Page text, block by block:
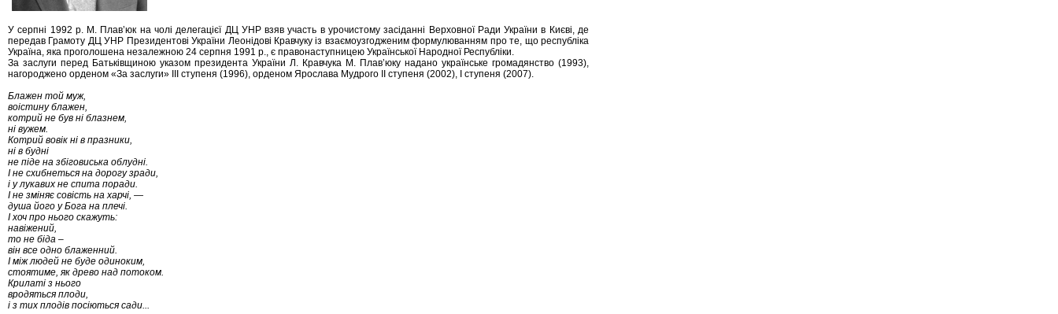
У серпні 1992 р. М. Плав’юк на чолі делегацієї ДЦ УНР взяв участь в урочистому засіданні Верховної Ради України в Києві, де
передав Грамоту ДЦ УНР Президентові України Леонідові Кравчуку із взаємоузгодженим формулюванням про те, що республіка
Україна, яка проголошена незалежною 24 серпня 1991 р., є правонаступницею Української Народної Республіки.
За заслуги перед Батьківщиною указом президента України Л. Кравчука М. Плав’юку надано українське громадянство (1993),
нагороджено орденом «За заслуги» ІІІ ступеня (1996), орденом Ярослава Мудрого ІІ ступеня (2002), І ступеня (2007).
Блажен той муж,
воістину блажен,
котрий не був ні блазнем,
ні вужем.
Котрий вовік ні в празники,
ні в будні
не піде на збіговиська облудні.
І не схибнеться на дорогу зради,
і у лукавих не спита поради.
І не зміняє совість на харчі, —
душа його у Бога на плечі.
І хоч про нього скажуть:
навіжений,
то не біда –
він все одно блаженний.
І між людей не буде одиноким,
стоятиме, як древо над потоком.
Крилаті з нього
вродяться плоди,
і з тих плодів посіються сади...